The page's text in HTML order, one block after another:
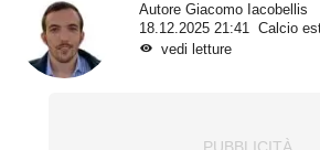
Autore Giacomo Iacobellis
18.12.2025 21:41
Calcio
vedi letture